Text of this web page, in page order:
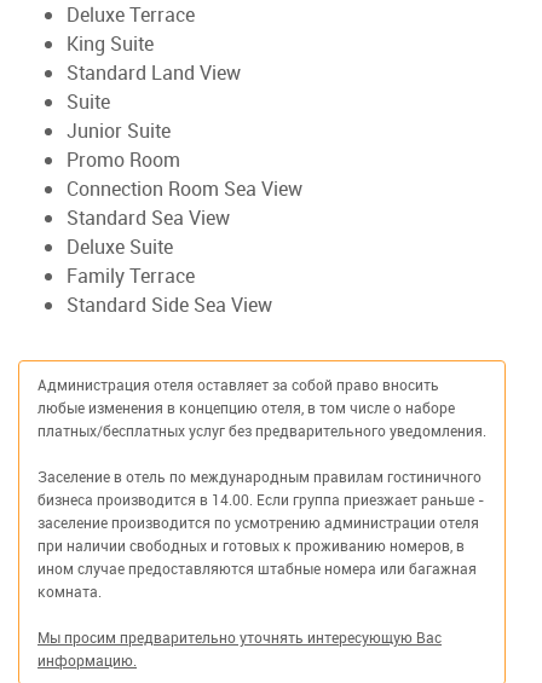
Deluxe Terrace
King Suite
Standard Land View
Suite
Junior Suite
Promo Room
Connection Room Sea View
Standard Sea View
Deluxe Suite
Family Terrace
Standard Side Sea View
Администрация отеля оставляет за собой право вносить
любые изменения в концепцию отеля, в том числе о наборе
платных/бесплатных услуг без предварительного уведомления.
Заселение в отель по международным правилам гостиничного
бизнеса производится в 14.00. Если группа приезжает раньше -
заселение производится по усмотрению администрации отеля
при наличии свободных и готовых к проживанию номеров, в
ином случае предоставляются штабные номера или багажная
комната.
Мы просим предварительно уточнять интересующую Вас
информацию.